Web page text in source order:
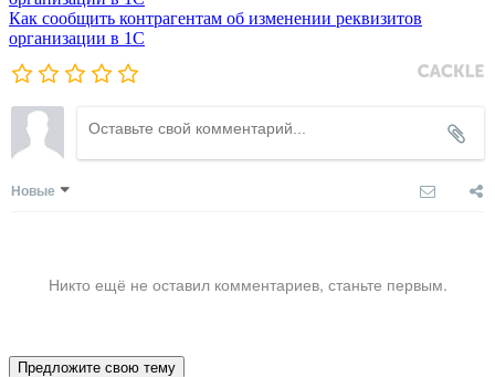
Как сообщить контрагентам об изменении реквизитов
организации в 1C
Новые
Никто ещё не оставил комментариев, станьте первым.
Предложите свою тему